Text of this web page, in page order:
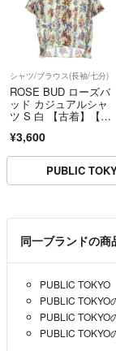
シャツ/ブラウス(長袖/七分)
ROSE BUD ローズバ
ッド カジュアルシャ
ツ S 白 【古着】【中
¥3,600
PUBLIC
同一ブランドの商
PUBLIC TOKYO
PUBLIC TOKYO
PUBLIC TOKYO
PUBLIC TOKYO